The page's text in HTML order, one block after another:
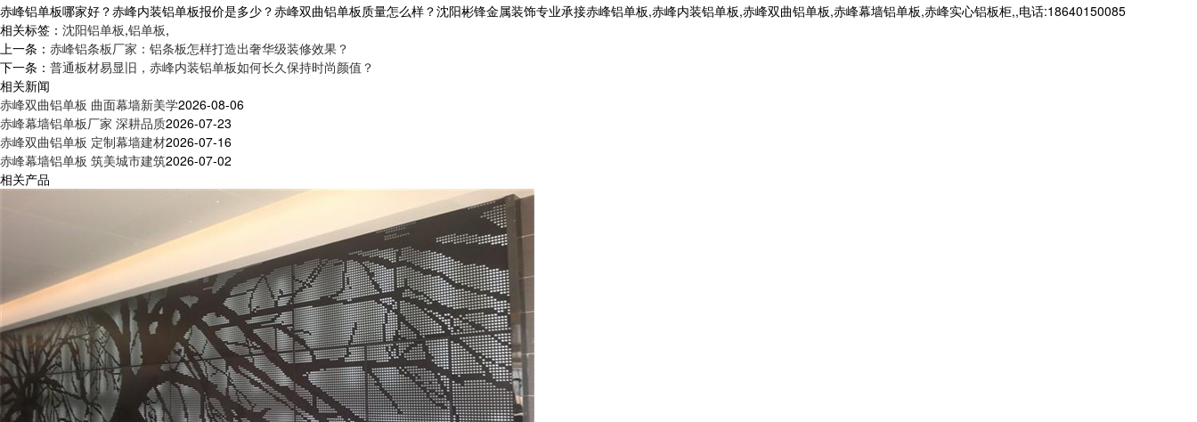
赤峰铝单板哪家好？赤峰内装铝单板报价是多少？赤峰双曲铝单板质量怎么样？沈阳彬锋金属装饰专业承接赤峰铝单板,赤峰内装铝单板,赤峰双曲铝单板,赤峰幕墙铝单板,赤峰实心铝板柜,,电话:18640150085
相关标签： 沈阳铝单板,铝单板,
上一条： 赤峰铝条板厂家：铝条板怎样打造出奢华级装修效果？
下一条： 普通板材易显旧，赤峰内装铝单板如何长久保持时尚颜值？
相关新闻
赤峰双曲铝单板 曲面幕墙新美学2026-08-06
赤峰幕墙铝单板厂家 深耕品质2026-07-23
赤峰双曲铝单板 定制幕墙建材2026-07-16
赤峰幕墙铝单板 筑美城市建筑2026-07-02
相关产品